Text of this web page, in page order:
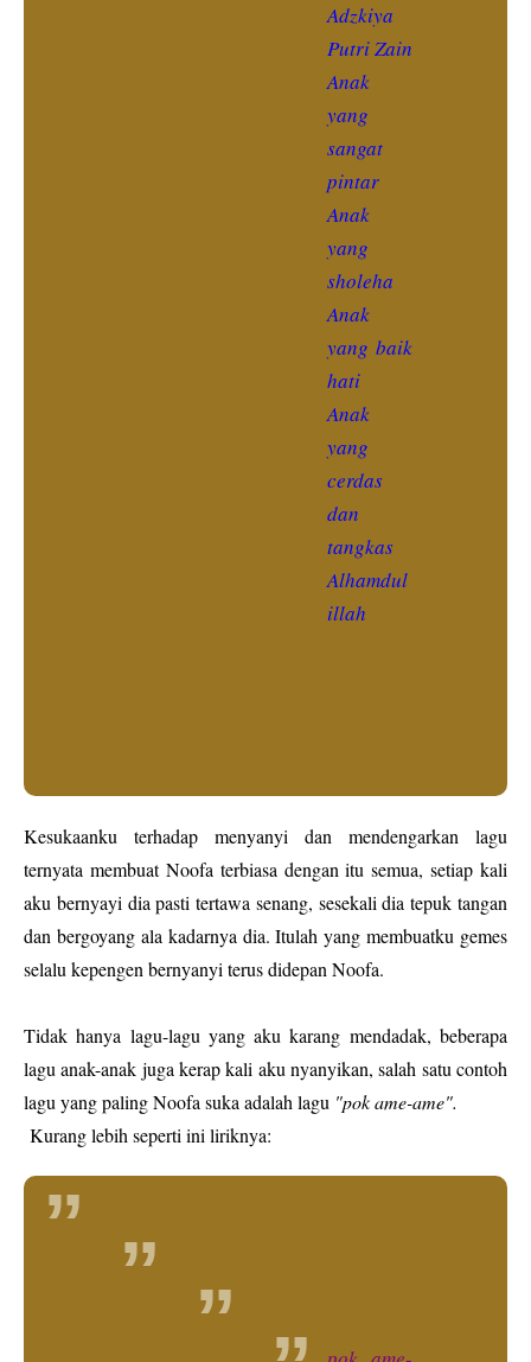
Adzkiya
Putri Zain
Anak
yang
sangat
pintar
Anak
yang
sholeha
Anak
yang baik
hati
Anak
yang
cerdas
dan
tangkas
Alhamdul
illah
Kesukaanku terhadap menyanyi dan mendengarkan lagu
ternyata membuat Noofa terbiasa dengan itu semua, setiap kali
aku bernyayi dia pasti tertawa senang, sesekali dia tepuk tangan
dan bergoyang ala kadarnya dia. Itulah yang membuatku gemes
selalu kepengen bernyanyi terus didepan Noofa.
Tidak hanya lagu-lagu yang aku karang mendadak, beberapa
lagu anak-anak juga kerap kali aku nyanyikan, salah satu contoh
lagu yang paling Noofa suka adalah lagu "pok ame-ame".
Kurang lebih seperti ini liriknya: